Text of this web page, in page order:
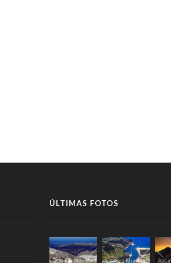
ÚLTIMAS FOTOS